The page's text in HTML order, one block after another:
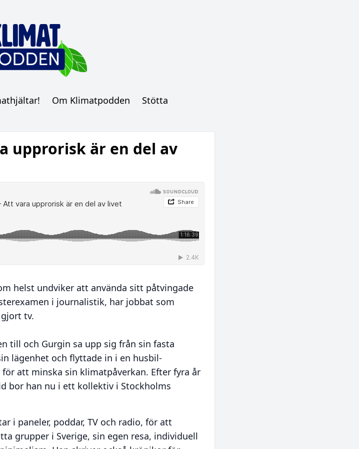
Om Klimatpodden Stötta
upprorisk är en del av
helst undviker att använda sitt påtvingade
i journalistik, har jobbat som
tv.
till och Gurgin sa upp sig från sin fasta
lägenhet och flyttade in i en husbil-
att minska sin klimatpåverkan. Efter fyra år
bor han nu i ett kollektiv i Stockholms
i paneler, poddar, TV och radio, för att
grupper i Sverige, sin egen resa, individuell